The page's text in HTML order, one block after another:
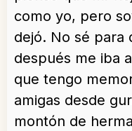
como yo, pero
dejó. No sé para
después me iba
que tengo
amigas desde
montón de